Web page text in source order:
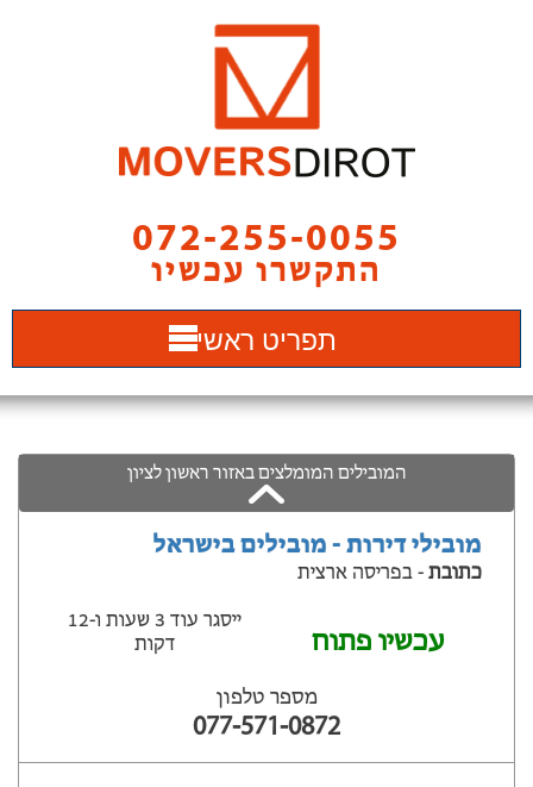
072-255-0055
התקשרו עכשיו
תפריט ראשי
המובילים המומלצים באזור ראשון לציון
מובילי דירות - מובילים בישראל
כתובת- בפריסה ארצית
עכשיו פתוח
ייסגר עוד 3 שעות ‫ו-12
דקות
מספר טלפון
077-571-0872